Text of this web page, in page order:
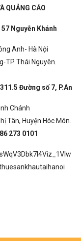
QUẢNG CÁO
Nguyễn Khánh
Anh- Hà Nội
TP Thái Nguyên.
Đường số 7, P.An
Chánh
Tân, Huyện Hóc Môn.
273 0101